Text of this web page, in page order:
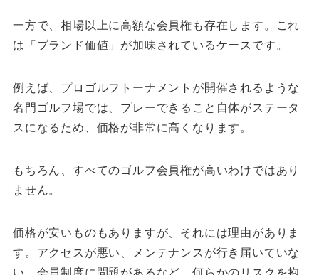
一方で、相場以上に高額な会員権も存在します。これ
は「ブランド価値」が加味されているケースです。
例えば、プロゴルフトーナメントが開催されるような
名門ゴルフ場では、プレーできること自体がステータ
スになるため、価格が非常に高くなります。
もちろん、すべてのゴルフ会員権が高いわけではあり
ません。
価格が安いものもありますが、それには理由がありま
す。アクセスが悪い、メンテナンスが行き届いていな